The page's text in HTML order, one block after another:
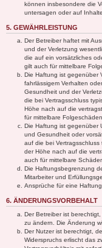
können insbesondere die
untersagen oder auf
5. GEWÄHRLEISTUNG
Der Betreiber haftet mit
und der Verletzung
die auf ein vorsätzliches
gilt auch für mittelbare
Die Haftung ist gegenüber
fahrlässigem Verhalten
Gesundheit und der
die bei Vertragsschluss
Höhe nach auf die
für mittelbare
Die Haftung ist gegenüber
und Gesundheit oder
auf die bei
der Höhe nach auf die
auch für mittelbare
Die Haftungsbegrenzung
Mitarbeiter und
Ansprüche für eine
6. ÄNDERUNGSVORBEHALT
Der Betreiber ist
zu ändern. Die Änderung
Der Nutzer ist berechtigt,
Widerspruchs erlischt das